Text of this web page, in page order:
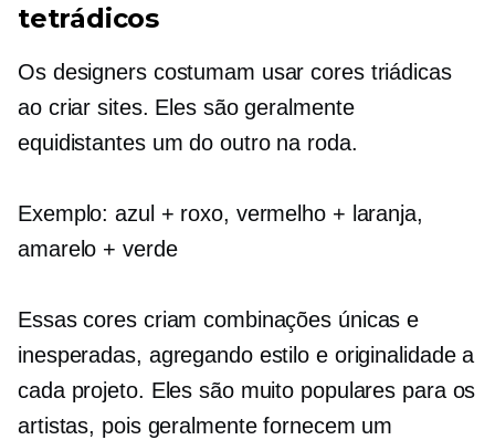
tetrádicos
Os designers costumam usar cores triádicas
ao criar sites. Eles são geralmente
equidistantes um do outro na roda.
Exemplo: azul + roxo, vermelho + laranja,
amarelo + verde
Essas cores criam combinações únicas e
inesperadas, agregando estilo e originalidade a
cada projeto. Eles são muito populares para os
artistas, pois geralmente fornecem um